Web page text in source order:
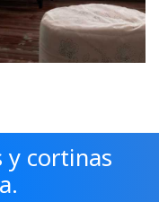
y cortinas